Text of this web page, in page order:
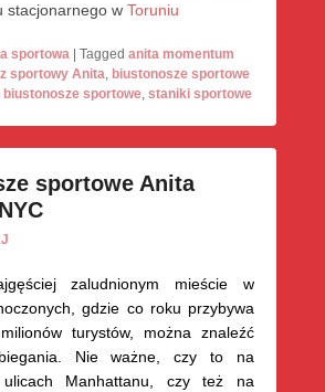
stacjonarnego w Toruniu
sportowa Tagged anita momentum
sportowy Anita, biustonosze sportowe
biustonosze sportowe, staniki sportowe
sportowe Anita
zaludnionym mieście w
gdzie co roku przybywa
turystów, można znaleźć
Nie ważne, czy to na
ulicach Manhattanu, czy też na